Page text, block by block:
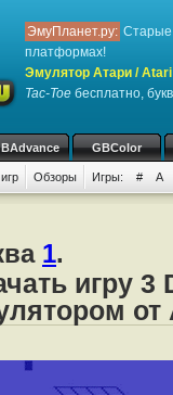
ЭмуПланет.ру: Старые
платформах!
Эмулятор Атари /
Tac-Toe бесплатно,
GBColor
Обзоры Игры: # A
1.
игру 3
от